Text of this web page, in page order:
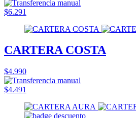
$6.291
CARTERA COSTA
$4.990
$4.491